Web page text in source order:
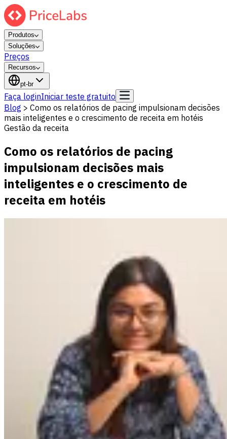
Produtos
Soluções
Preços
Recursos
pt-br
Faça loginIniciar teste gratuito
Blog > Como os relatórios de pacing impulsionam decisões
mais inteligentes e o crescimento de receita em hotéis
Gestão da receita
Como os relatórios de pacing
impulsionam decisões mais
inteligentes e o crescimento de
receita em hotéis